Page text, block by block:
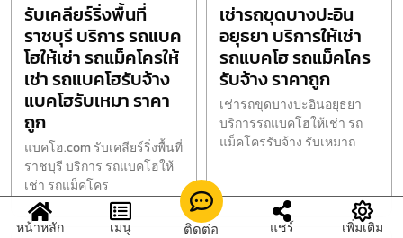
รับเคลียร์ริ่งพื้นที่
ราชบุรี บริการ รถแบค
โฮให้เช่า รถแม็คโครให้
เช่า รถแบคโฮรับจ้าง
แบคโฮรับเหมา ราคา
ถูก
แบคโฮ.com รับเคลียร์ริ่งพื้นที่
ราชบุรี บริการ รถแบคโฮให้
เช่า รถแม็คโคร
เช่ารถขุดบางปะอิน
อยุธยา บริการให้เช่า
รถแบคโฮ รถแม็คโคร
รับจ้าง ราคาถูก
เช่ารถขุดบางปะอินอยุธยา
บริการรถแบคโฮให้เช่า รถ
แม็คโครรับจ้าง รับเหมาถ
หน้าหลัก เมนู ติดต่อ แชร์ เพิ่มเติม